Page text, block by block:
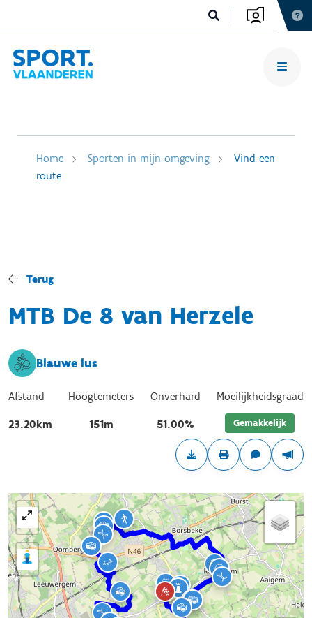
Home Sporten in mijn omgeving
Vind een
route
Terug
MTB De 8 van Herzele
Blauwe lus
Afstand
23.20km
Hoogtemeters
151m
Onverhard
51.00%
Moeilijkheidsgraad
Gemakkelijk